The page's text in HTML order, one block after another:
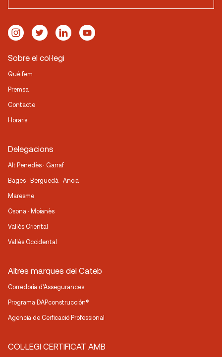
Sobre el col·legi
Què fem
Premsa
Contacte
Horaris
Delegacions
Alt Penedès · Garraf
Bages · Berguedà · Anoia
Maresme
Osona · Moianès
Vallès Oriental
Vallès Occidental
Altres marques del Cateb
Corredoria d’Assegurances
Programa DAPconstrucción®
Agencia de Cerficació Professional
COL·LEGI CERTIFICAT AMB